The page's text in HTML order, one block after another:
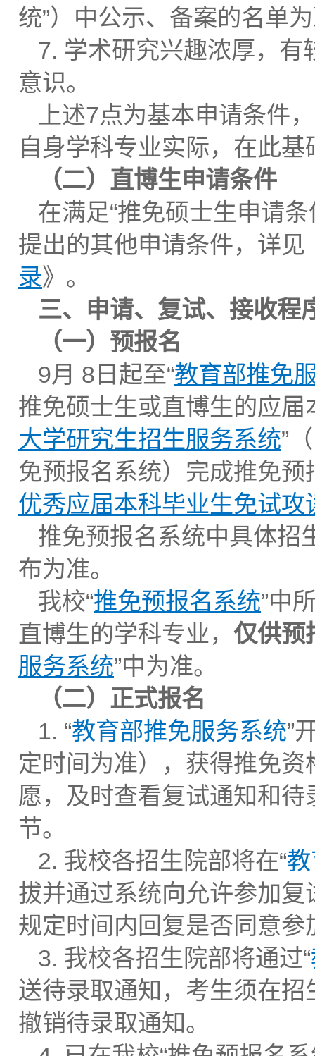
统”）中公示、备案的名单
7. 学术研究兴趣浓厚，
意识。
上述7点为基本申请条件
自身学科专业实际，在此
（二）直博生申请条件
在满足“推免硕士生申请
提出的其他申请条件，详见
录》 。
三、申请、复试、接收程
（一）预报名
9月 8日起至“教育部推免
推免硕士生或直博生的应
大学研究生招生服务系统”
免预报名系统）完成推免
优秀应届本科毕业生免试
推免预报名系统中具体招
布为准。
我校“推免预报名系统”中
直博生的学科专业， 仅供预
服务系统”中为准。
（二）正式报名
1. “教育部推免服务系统”
定时间为准）， 获得推免资
愿，及时查看复试通知和
节。
2. 我校各招生院部将在“
拔并通过系统向允许参加
规定时间内回复是否同意
3. 我校各招生院部将通过“
送待录取通知，考生须在
撤销待录取通知。